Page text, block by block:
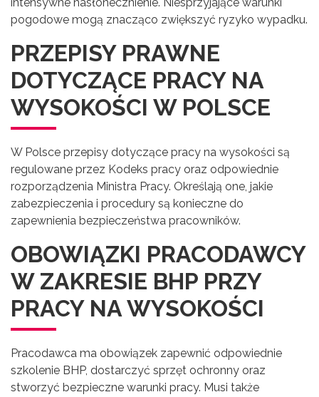
pogodowe mogą znacząco zwiększyć ryzyko wypadku.
PRZEPISY PRAWNE
DOTYCZĄCE PRACY NA
WYSOKOŚCI W POLSCE
W Polsce przepisy dotyczące pracy na wysokości są
regulowane przez Kodeks pracy oraz odpowiednie
rozporządzenia Ministra Pracy. Określają one, jakie
zabezpieczenia i procedury są konieczne do
zapewnienia bezpieczeństwa pracowników.
OBOWIĄZKI PRACODAWCY
W ZAKRESIE BHP PRZY
PRACY NA WYSOKOŚCI
Pracodawca ma obowiązek zapewnić odpowiednie
szkolenie BHP, dostarczyć sprzęt ochronny oraz
stworzyć bezpieczne warunki pracy. Musi także